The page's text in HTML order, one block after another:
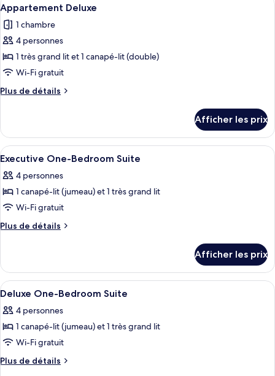
toutes
les
photos
pour
ce
type
de
Appartement
Deluxe
4
Appartement Deluxe
1 chambre
4 personnes
1 très grand lit et 1 canapé-lit (double)
Wi-Fi gratuit
Plus de détails
Plus
Appartement
Deluxe
Afficher les prix
Afficher
toutes
les
photos
pour
ce
chambre :
Executive
One-
Bedroom
Suite
Un lit bien fait, avec une couverture
3
Executive One-Bedroom Suite
4 personnes
1 canapé-lit (jumeau) et 1 très grand lit
Wi-Fi gratuit
Plus de détails
Plus
Executive
One-
Bedroom
Afficher les prix
Afficher
toutes
les
photos
pour
ce
Une chambre à coucher avec un lit,
3
Deluxe One-Bedroom Suite
4 personnes
1 canapé-lit (jumeau) et 1 très grand lit
Wi-Fi gratuit
Plus de détails
Plus